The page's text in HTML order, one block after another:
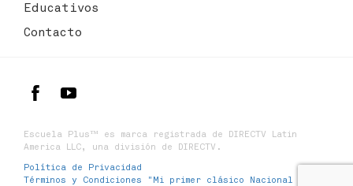
Educativos
Contacto
Escuela Plus™ es marca registrada de DIRECTV Latin
America LLC, una división de DIRECTV.
Política de Privacidad
Términos y Condiciones "Mi primer clásico Nacional y